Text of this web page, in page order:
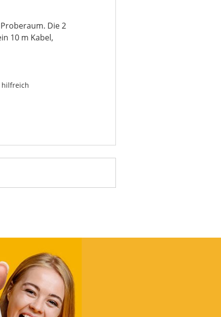
Die 2
10 m Kabel,
hilfreich